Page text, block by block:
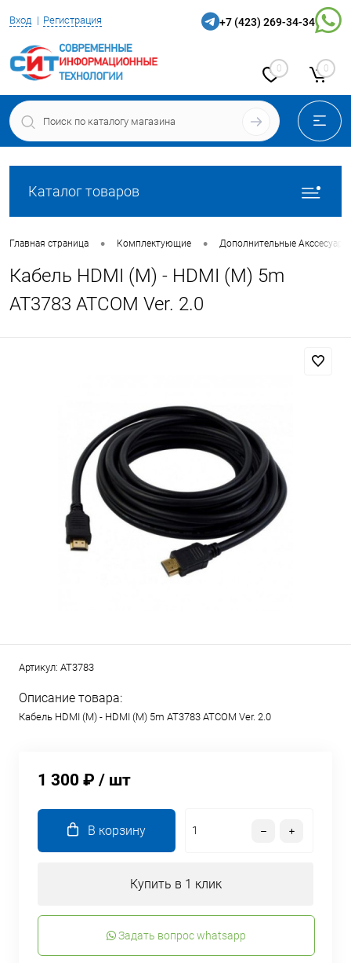
Вход Регистрация +7 (423) 269-34-34
0 0
Каталог товаров
Главная страница • Комплектующие • Дополнительные Акссесуары
Кабель HDMI (M) - HDMI (M) 5m
AT3783 ATCOM Ver. 2.0
Артикул: AT3783
Описание товара:
Кабель HDMI (M) - HDMI (M) 5m AT3783 ATCOM Ver. 2.0
1 300 ₽ / шт
В корзину
Купить в 1 клик
Задать вопрос whatsapp